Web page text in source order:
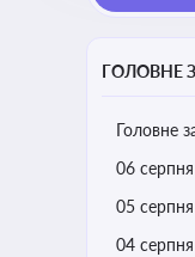
ГОЛОВНЕ
Головне
06
05
04